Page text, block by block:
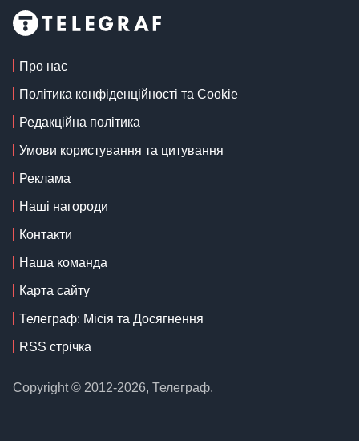
Про нас
Політика конфіденційності та Cookie
Редакційна політика
Умови користування та цитування
Реклама
Наші нагороди
Контакти
Наша команда
Карта сайту
Телеграф: Місія та Досягнення
RSS стрічка
Copyright © 2012-2026, Телеграф.